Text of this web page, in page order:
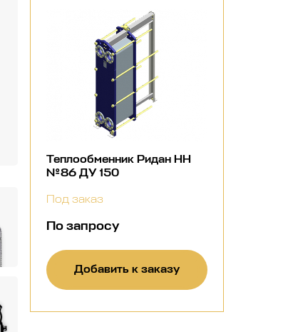
Теплообменник Ридан НН
№86 ДУ 150
Под заказ
По запросу
Добавить к заказу